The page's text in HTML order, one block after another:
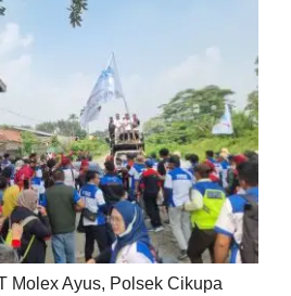
Molex Ayus, Polsek Cikupa